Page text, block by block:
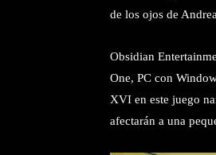
de los ojos de
Obsidian
One, PC con
XVI en este juego
afectarán a una